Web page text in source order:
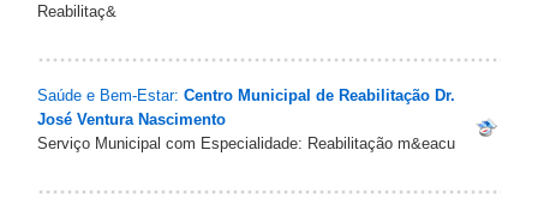
Reabilitaç&
Saúde e Bem-Estar: Centro Municipal de Reabilitação Dr.
José Ventura Nascimento
Serviço Municipal com Especialidade: Reabilitação m&eacu